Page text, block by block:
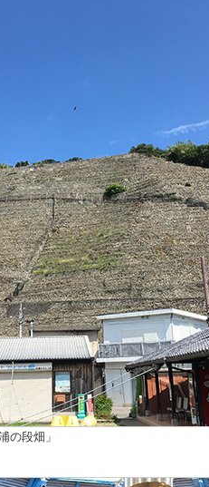
の段畑」